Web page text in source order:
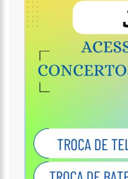
11:07 UCRÂNIA RECUPERA
PROVAS DO CONCURSO
NESTE
WILSON LIMA CONCEDE
TERRA EM 11 UNIDADES
VEJA AGORA A
DIA DOS PAIS
APÓS RECEBER R$21,4
PRIME